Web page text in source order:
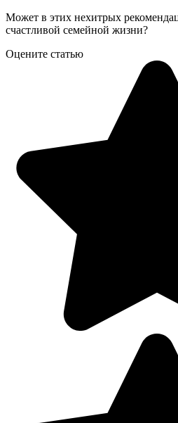
Может в этих нехитрых
счастливой семейной жизни?
Оцените статью